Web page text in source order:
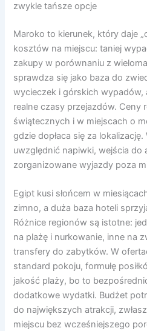
zwykle tańsze opcje
Maroko to kierunek, który daje
kosztów na miejscu: taniej
zakupy w porównaniu z
sprawdza się jako baza do
wycieczek i górskich wypadów,
realne czasy przejazdów. Ceny
świątecznych i w miejscach o
gdzie dopłaca się za
uwzględnić napiwki, wejścia do
zorganizowane wyjazdy poza
Egipt kusi słońcem w
zimno, a duża baza hoteli
Różnice regionów są istotne:
na plażę i nurkowanie, inne na
transfery do zabytków. W
standard pokoju, formułę
jakość plaży, bo to
dodatkowe wydatki. Budżet
do największych atrakcji,
miejscu bez wcześniejszego